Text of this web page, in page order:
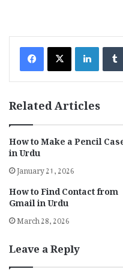
Related Articles
How to Make a Pencil
in Urdu
January 21, 2026
How to Find Contact from
Gmail in Urdu
March 28, 2026
Leave a Reply